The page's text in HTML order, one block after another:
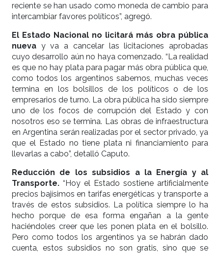
reciente se han usado como moneda de cambio para
intercambiar favores políticos”, agregó.
El Estado Nacional no licitará más obra pública
nueva y va a cancelar las licitaciones aprobadas
cuyo desarrollo aún no haya comenzado. “La realidad
es que no hay plata para pagar más obra pública que,
como todos los argentinos sabemos, muchas veces
termina en los bolsillos de los políticos o de los
empresarios de turno. La obra pública ha sido siempre
uno de los focos de corrupción del Estado y con
nosotros eso se termina. Las obras de infraestructura
en Argentina serán realizadas por el sector privado, ya
que el Estado no tiene plata ni financiamiento para
llevarlas a cabo”, detalló Caputo.
Reducción de los subsidios a la Energía y al
Transporte. “Hoy el Estado sostiene artificialmente
precios bajísimos en tarifas energéticas y transporte a
través de estos subsidios. La política siempre lo ha
hecho porque de esa forma engañan a la gente
haciéndoles creer que les ponen plata en el bolsillo.
Pero como todos los argentinos ya se habrán dado
cuenta, estos subsidios no son gratis, sino que se